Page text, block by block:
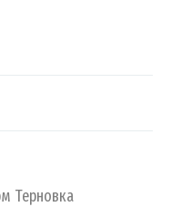
Терновка